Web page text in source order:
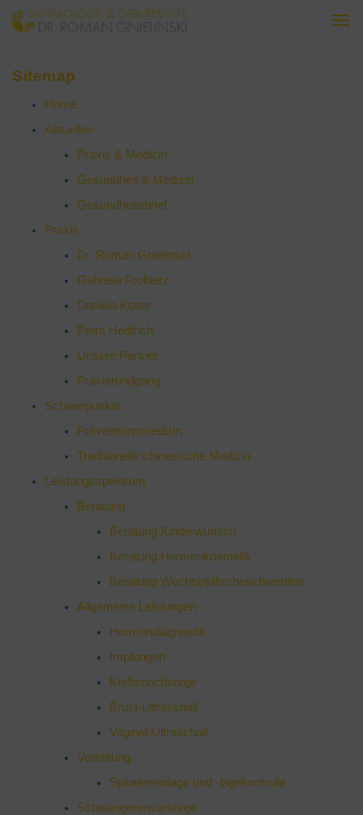
Sitemap
Home
Aktuelles
Praxis & Medizin
Gesundheit & Medizin
Gesundheitsbrief
Praxis
Dr. Roman Gnielinski
Gabriela Probierz
Daniela Kotter
Petra Hedtrich
Unsere Partner
Praxisrundgang
Schwerpunkte
Präventionsmedizin
Traditionelle chinesische Medizin
Leistungsspektrum
Beratung
Beratung Kinderwunsch
Beratung Hormonkosmetik
Beratung Wechseljahrsbeschwerden
Allgemeine Leistungen
Hormondiagnostik
Impfungen
Krebsnachsorge
Brust-Ultraschall
Vaginal-Ultraschall
Verhütung
Spiraleneinlage und -lagekontrolle
Schwangerenvorsorge